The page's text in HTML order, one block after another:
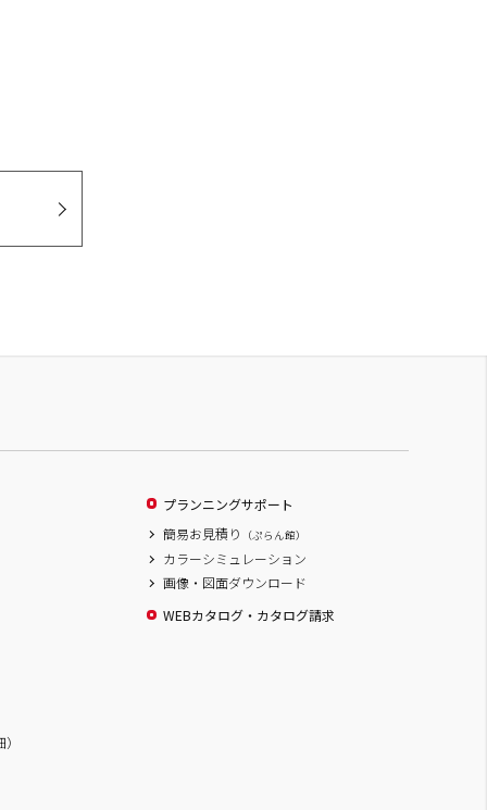
プランニングサポート
簡易お見積り
（ぷらん館）
カラーシミュレーション
画像・図面ダウンロード
WEBカタログ・カタログ請求